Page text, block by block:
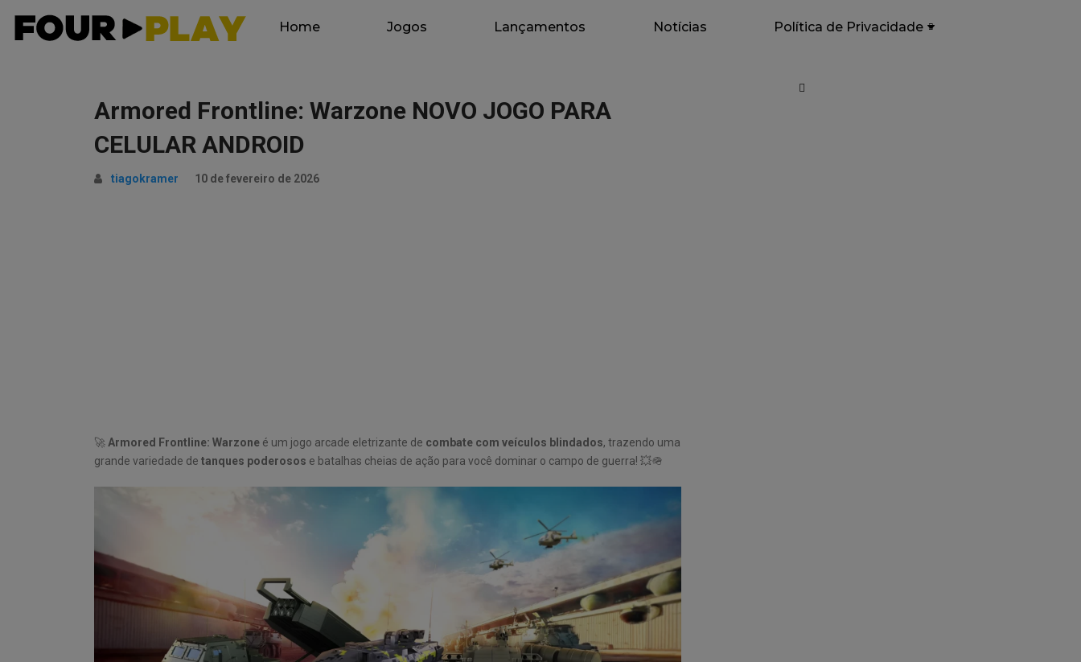
Home Jogos Lançamentos Notícias Política de Privacidade
Armored Frontline: Warzone NOVO JOGO PARA
CELULAR ANDROID
tiagokramer 10 de fevereiro de 2026
🚀 Armored Frontline: Warzone é um jogo arcade eletrizante de combate com veículos blindados, trazendo uma
grande variedade de tanques poderosos e batalhas cheias de ação para você dominar o campo de guerra! 💥🪖